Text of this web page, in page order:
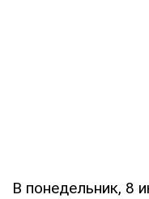
В понедельник, 8